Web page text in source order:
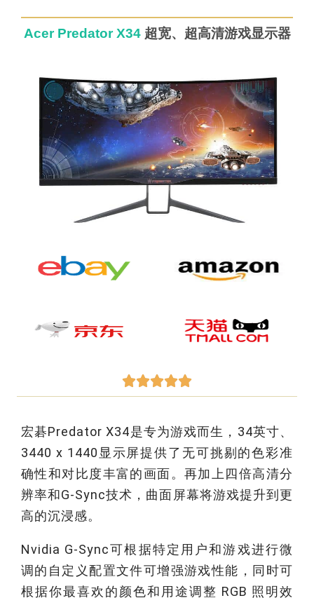
Acer Predator X34 超宽、超高清游戏显示器

宏碁Predator X34是专为游戏而生，34英寸、
3440 x 1440显示屏提供了无可挑剔的色彩准
确性和对比度丰富的画面。再加上四倍高清分
辨率和G-Sync技术，曲面屏幕将游戏提升到更
高的沉浸感。
Nvidia G-Sync可根据特定用户和游戏进行微
调的自定义配置文件可增强游戏性能，同时可
根据你最喜欢的颜色和用途调整 RGB 照明效